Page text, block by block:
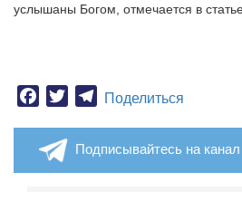
услышаны Богом, отмечается в
Facebook
TwitterTelegram
Поделиться
Подписывайтесь на